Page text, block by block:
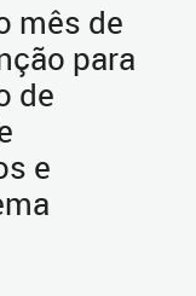
mês de
para
de
e